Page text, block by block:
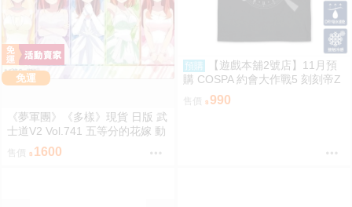
免運
《夢軍團》《多樣》現貨 日版 武
士道V2 Vol.741 五等分的花嫁 動
漫桌墊 卡墊 全員婚紗ver.
售價 1600
預購
【遊戲本舖2號店】11月預
購 COSPA 約會大作戰5 刻刻帝Z
aphkiel 雙面編織涼感速乾T恤 08
售價 990